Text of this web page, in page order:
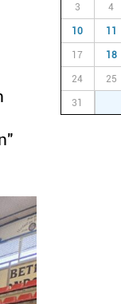
3 4
10 11
17 18
24 25
31